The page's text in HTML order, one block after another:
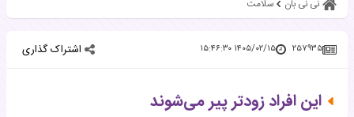
نی نی بان سلامت
۲۵۷۹۳۵ ۱۴۰۵/۰۲/۱۵ ۱۵:۴۶:۳۰ اشتراک گذاری
این افراد زودتر پیر می‌شوند